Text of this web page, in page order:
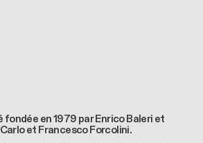
en 1979 par Enrico Baleri et
et Francesco Forcolini.